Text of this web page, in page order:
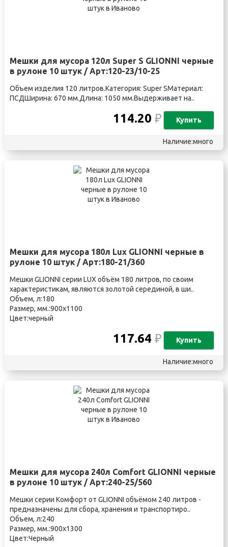
Мешки для мусора 120л Super S GLIONNI черные
в рулоне 10 штук / Арт:120-23/10-25
Объем изделия 120 литров.Категория: Super SМатериал:
ПСДШирина: 670 мм.Длина: 1050 мм.Выдерживает на..
114.20₽ Купить
Наличие:много
Мешки для мусора 180л Lux GLIONNI черные в
рулоне 10 штук / Арт:180-21/360
Мешки GLIONNI серии LUX объём 180 литров, по своим
характеристикам, являются золотой серединой, в ши..
Объем, л:180
Размер, мм.:900х1100
Цвет:черный
117.64₽ Купить
Наличие:много
Мешки для мусора 240л Comfort GLIONNI черные
в рулоне 10 штук / Арт:240-25/560
Мешки серии Комфорт от GLIONNI объёмом 240 литров -
предназначены для сбора, хранения и транспортиро..
Объем, л:240
Размер, мм.:900х1300
Цвет:Черный